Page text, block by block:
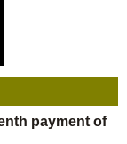
payment of